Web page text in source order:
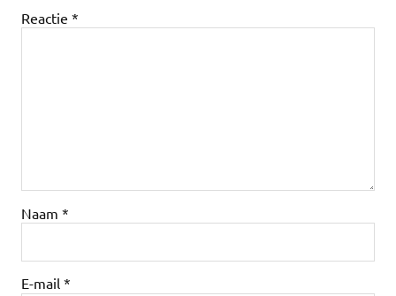
Reactie *
Naam *
E-mail *